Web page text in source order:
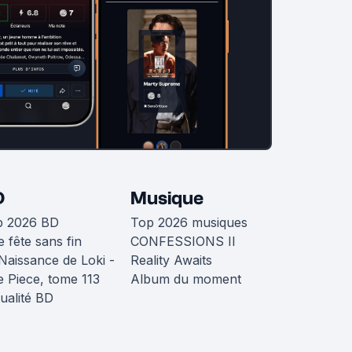
2026 BD
fête sans fin
de Loki -
Piece, tome 113
BD
Musique
Top 2026 musiques
CONFESSIONS II
Reality Awaits
Album du moment